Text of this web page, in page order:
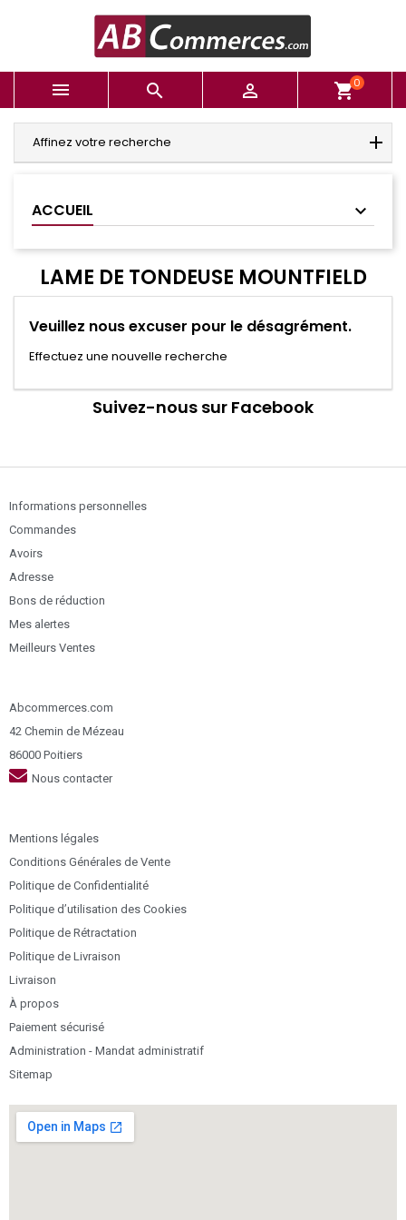
   shopping_cart0
Affinez votre recherche
ACCUEIL
LAME DE TONDEUSE MOUNTFIELD
Veuillez nous excuser pour le désagrément.
Effectuez une nouvelle recherche
Suivez-nous sur Facebook
Informations personnelles
Commandes
Avoirs
Adresse
Bons de réduction
Mes alertes
Meilleurs Ventes
Abcommerces.com
42 Chemin de Mézeau
86000 Poitiers
Nous contacter
Mentions légales
Conditions Générales de Vente
Politique de Confidentialité
Politique d’utilisation des Cookies
Politique de Rétractation
Politique de Livraison
Livraison
À propos
Paiement sécurisé
Administration - Mandat administratif
Sitemap